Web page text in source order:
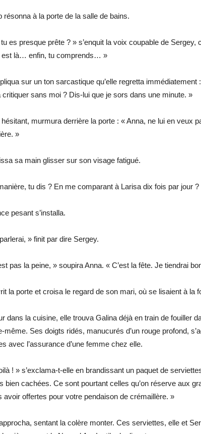
résonna à la porte de la salle de bains.
es presque prête ? » s’enquit la voix coupable de
est là… enfin, tu comprends… »
sur un ton sarcastique qu’elle regretta
critiquer sans moi ? Dis-lui que je sors dans une minute. »
hésitant, murmura derrière la porte : « Anna, ne lui en veux
»
sa main glisser sur son visage fatigué.
tu dis ? En me comparant à Larisa dix fois par jour ?
pesant s’installa.
» finit par dire Sergey.
pas la peine, » soupira Anna. « C’est la fête. Je tiendrai
la porte et croisa le regard de son mari, où se lisaient à la
dans la cuisine, elle trouva Galina déjà en train de fouiller
même. Ses doigts ridés, manucurés d’un rouge profond,
avec l’assurance d’une femme chez elle.
! » s’exclama-t-elle en brandissant un paquet de
bien cachées. Ce sont pourtant celles qu’on réserve aux
avoir offertes pour votre pendaison de crémaillère. »
sentant la colère monter. Ces serviettes, elle et